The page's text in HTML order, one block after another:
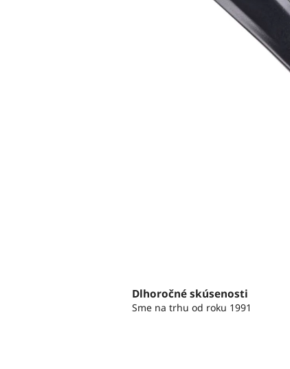
Dlhoročné skúsenosti
Sme na trhu od roku 1991